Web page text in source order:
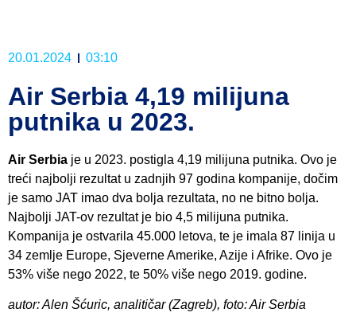
20.01.2024 03:10
Air Serbia 4,19 milijuna
putnika u 2023.
Air Serbia je u 2023. postigla 4,19 milijuna putnika. Ovo je
treći najbolji rezultat u zadnjih 97 godina kompanije, dočim
je samo JAT imao dva bolja rezultata, no ne bitno bolja.
Najbolji JAT-ov rezultat je bio 4,5 milijuna putnika.
Kompanija je ostvarila 45.000 letova, te je imala 87 linija u
34 zemlje Europe, Sjeverne Amerike, Azije i Afrike. Ovo je
53% više nego 2022, te 50% više nego 2019. godine.
autor: Alen Šćuric, analitičar (Zagreb), foto: Air Serbia